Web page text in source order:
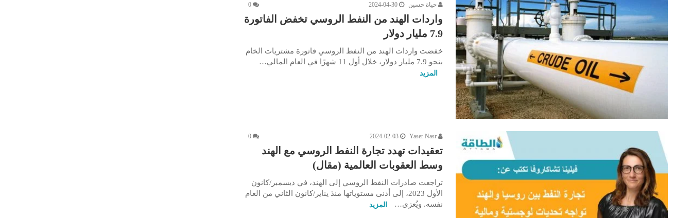
حياة حسين 2024-04-30
0
واردات الهند من النفط الروسي تخفض الفاتورة
7.9 مليار دولار
خفضت واردات الهند من النفط الروسي فاتورة مشتريات الخام
بنحو 7.9 مليار دولار، خلال أول 11 شهرًا في العام المالي…
المزيد
Yaser Nasr
2024-02-03
0
تعقيدات تهدد تجارة النفط الروسي مع الهند
وسط العقوبات العالمية (مقال)
تراجعت صادرات النفط الروسي إلى الهند، في ديسمبر/كانون
الأول 2023، إلى أدنى مستوياتها منذ يناير/كانون الثاني من العام
نفسه. ويُعزى…
المزيد